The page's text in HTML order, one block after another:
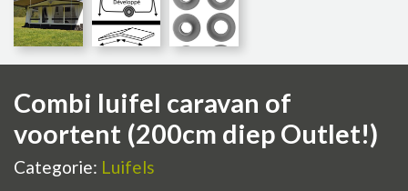
Combi luifel caravan of
voortent (200cm diep Outlet!)
Categorie: Luifels